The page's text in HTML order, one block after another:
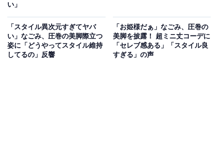
い」
「スタイル異次元すぎてヤバ
い」なごみ、圧巻の美脚際立つ
姿に「どうやってスタイル維持
してるの」反響
「お姫様だぁ」なごみ、圧巻の
美脚を披露！ 超ミニ丈コーデに
「セレブ感ある」「スタイル良
すぎる」の声